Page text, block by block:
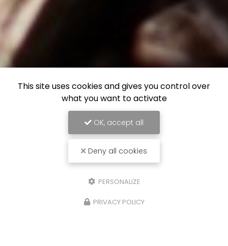
This site uses cookies and gives you control over
what you want to activate
OK, accept all
Deny all cookies
PERSONALIZE
PRIVACY POLICY